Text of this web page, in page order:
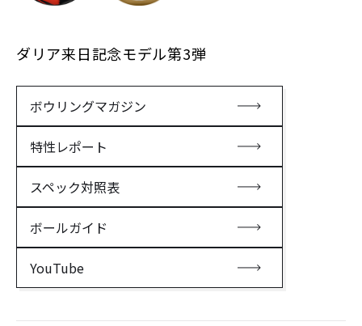
ダリア来日記念モデル第3弾
ボウリングマガジン
特性レポート
スペック対照表
ボールガイド
YouTube